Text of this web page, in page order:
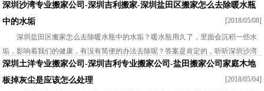
深圳沙湾专业搬家公司-深圳吉利搬家-深圳盐田区搬家怎么去除暖水瓶
中的水垢
[2018/05/08]
深圳盐田区搬家怎么去除暖水瓶中的水垢？暖水瓶用久了，里面会沉积一些水
垢，影响着我们的健康，有没有简便的办法去除呢？答案是肯定的，听听深圳沙湾
搬家为大家分享去除暖水瓶水垢的窍门。 1、用鸡蛋壳清洗。把两...
深圳土洋专业搬家公司-深圳吉利专业搬家公司-盐田搬家公司家庭木地
板掉灰尘是应该怎么处理
[2018/05/04]